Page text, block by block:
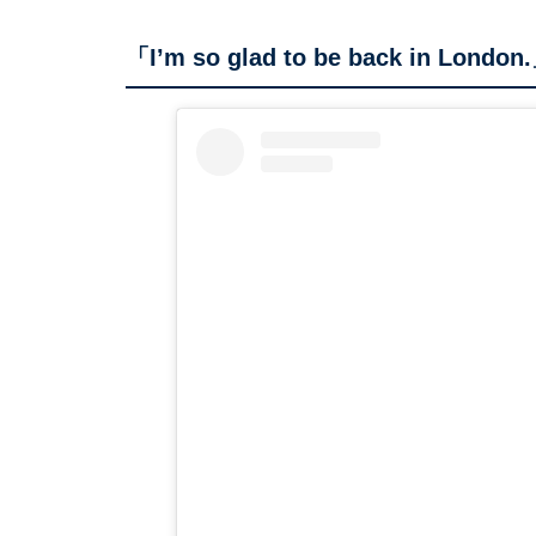
「I’m so glad to be back in London.